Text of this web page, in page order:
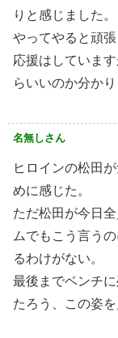
りと感じました。
やってやると頑
応援はしていま
らいいのか分かり
名無しさん
ヒロインの松田
めに感じた。
ただ松田が今日
ムでもこう言う
るわけがない。
最後までベンチ
たろう、この姿